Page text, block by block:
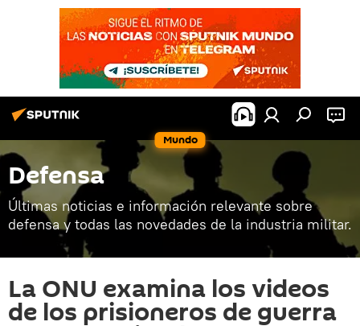
Mundo
Defensa
Últimas noticias e información relevante sobre
defensa y todas las novedades de la industria militar.
La ONU examina los videos
de los prisioneros de guerra